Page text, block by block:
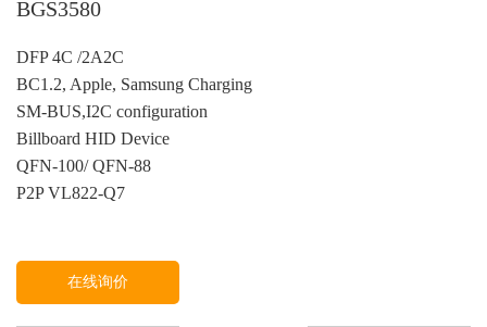
BGS3580
DFP 4C /2A2C
BC1.2, Apple, Samsung Charging
SM-BUS,I2C configuration
Billboard HID Device
QFN-100/ QFN-88
P2P VL822-Q7
在线询价